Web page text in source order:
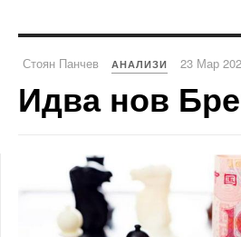
Стоян Панчев АНАЛИЗИ 23 Мар
Идва нов